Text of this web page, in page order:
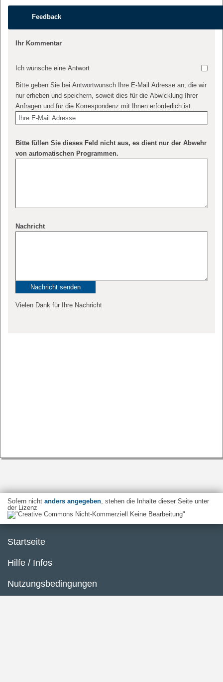
Feedback
Ihr Kommentar
Ich wünsche eine Antwort
Bitte geben Sie bei Antwortwunsch Ihre E-Mail Adresse an, die wir
nur erheben und speichern, soweit dies für die Abwicklung Ihrer
Anfragen und für die Korrespondenz mit Ihnen erforderlich ist.
Bitte füllen Sie dieses Feld nicht aus, es dient nur der Abwehr
von automatischen Programmen.
Nachricht
Vielen Dank für Ihre Nachricht
Sofern nicht anders angegeben, stehen die Inhalte dieser Seite unter
der Lizenz
Startseite
Hilfe / Infos
Nutzungsbedingungen